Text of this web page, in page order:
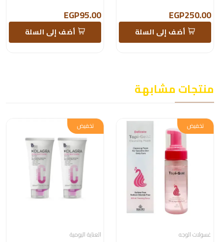
EGP250.00
أضف إلى السلة
EGP95.00
أضف إلى السلة
منتجات مشابهة
تخفيض
غسولات الوجه
تخفيض
العناية اليومية